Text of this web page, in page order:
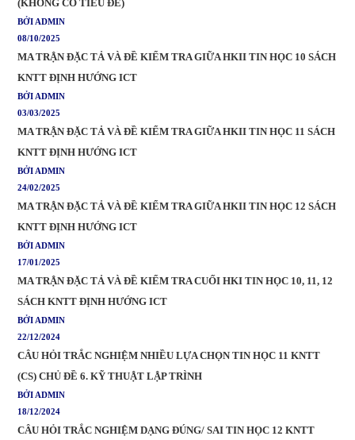
(KHÔNG CÓ TIÊU ĐỀ)
BỞI ADMIN
08/10/2025
MA TRẬN ĐẶC TẢ VÀ ĐỀ KIỂM TRA GIỮA HKII TIN HỌC 10 SÁCH
KNTT ĐỊNH HƯỚNG ICT
BỞI ADMIN
03/03/2025
MA TRẬN ĐẶC TẢ VÀ ĐỀ KIỂM TRA GIỮA HKII TIN HỌC 11 SÁCH
KNTT ĐỊNH HƯỚNG ICT
BỞI ADMIN
24/02/2025
MA TRẬN ĐẶC TẢ VÀ ĐỀ KIỂM TRA GIỮA HKII TIN HỌC 12 SÁCH
KNTT ĐỊNH HƯỚNG ICT
BỞI ADMIN
17/01/2025
MA TRẬN ĐẶC TẢ VÀ ĐỀ KIỂM TRA CUỐI HKI TIN HỌC 10, 11, 12
SÁCH KNTT ĐỊNH HƯỚNG ICT
BỞI ADMIN
22/12/2024
CÂU HỎI TRẮC NGHIỆM NHIỀU LỰA CHỌN TIN HỌC 11 KNTT
(CS) CHỦ ĐỀ 6. KỸ THUẬT LẬP TRÌNH
BỞI ADMIN
18/12/2024
CÂU HỎI TRẮC NGHIỆM DẠNG ĐÚNG/ SAI TIN HỌC 12 KNTT